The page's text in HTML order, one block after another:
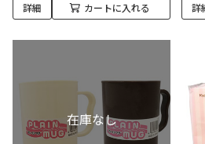
詳細 カートに入れる 詳